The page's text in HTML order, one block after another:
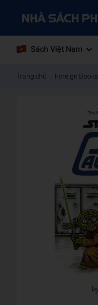
Sách Việt Nam
Trang chủ Foreign Books